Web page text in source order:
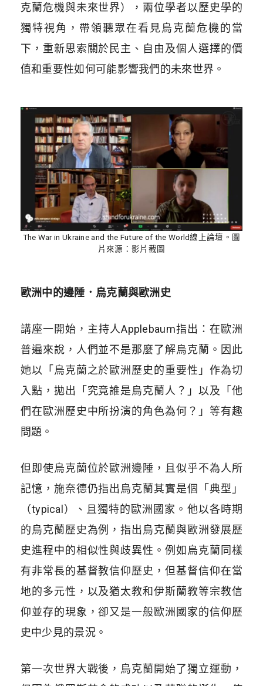
克蘭危機與未來世界），兩位學者以歷史學的
獨特視角，帶領聽眾在看見烏克蘭危機的當
下，重新思索關於民主、自由及個人選擇的價
值和重要性如何可能影響我們的未來世界。
The War in Ukraine and the Future of the World線上論壇。圖
片來源：影片截圖
歐洲中的邊陲．烏克蘭與歐洲史
講座一開始，主持人Applebaum指出：在歐洲
普遍來說，人們並不是那麼了解烏克蘭。因此
她以「烏克蘭之於歐洲歷史的重要性」作為切
入點，拋出「究竟誰是烏克蘭人？」以及「他
們在歐洲歷史中所扮演的角色為何？」等有趣
問題。
但即使烏克蘭位於歐洲邊陲，且似乎不為人所
記憶，施奈德仍指出烏克蘭其實是個「典型」
（typical ）、且獨特的歐洲國家。他以各時期
的烏克蘭歷史為例，指出烏克蘭與歐洲發展歷
史進程中的相似性與歧異性。例如烏克蘭同樣
有非常長的基督教信仰歷史，但基督信仰在當
地的多元性，以及猶太教和伊斯蘭教等宗教信
仰並存的現象，卻又是一般歐洲國家的信仰歷
史中少見的景況。
第一次世界大戰後，烏克蘭開始了獨立運動，